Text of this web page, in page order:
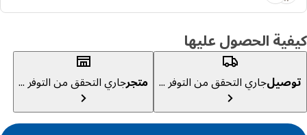
الحصول عليها
جاري التحقق من التوفر ... متجرجاري التحقق من التوفر ...